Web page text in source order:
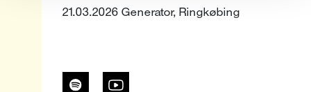
21.03.2026 Generator, Ringkøbing